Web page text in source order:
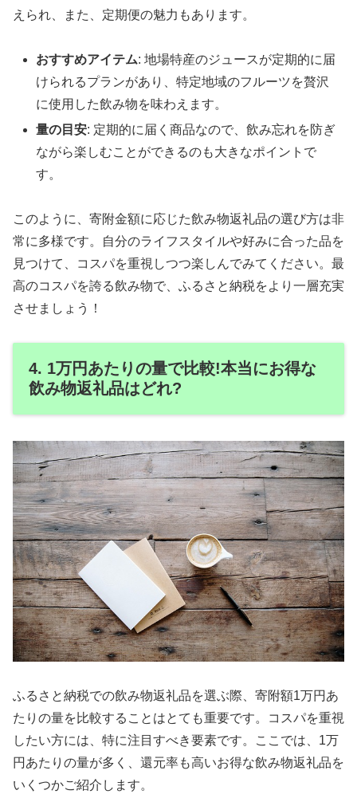
えられ、また、定期便の魅力もあります。
おすすめアイテム: 地場特産のジュースが定期的に届
けられるプランがあり、特定地域のフルーツを贅沢
に使用した飲み物を味わえます。
量の目安: 定期的に届く商品なので、飲み忘れを防ぎ
ながら楽しむことができるのも大きなポイントで
す。
このように、寄附金額に応じた飲み物返礼品の選び方は非
常に多様です。自分のライフスタイルや好みに合った品を
見つけて、コスパを重視しつつ楽しんでみてください。最
高のコスパを誇る飲み物で、ふるさと納税をより一層充実
させましょう！
4. 1万円あたりの量で比較!本当にお得な
飲み物返礼品はどれ?
ふるさと納税での飲み物返礼品を選ぶ際、寄附額1万円あ
たりの量を比較することはとても重要です。コスパを重視
したい方には、特に注目すべき要素です。ここでは、1万
円あたりの量が多く、還元率も高いお得な飲み物返礼品を
いくつかご紹介します。